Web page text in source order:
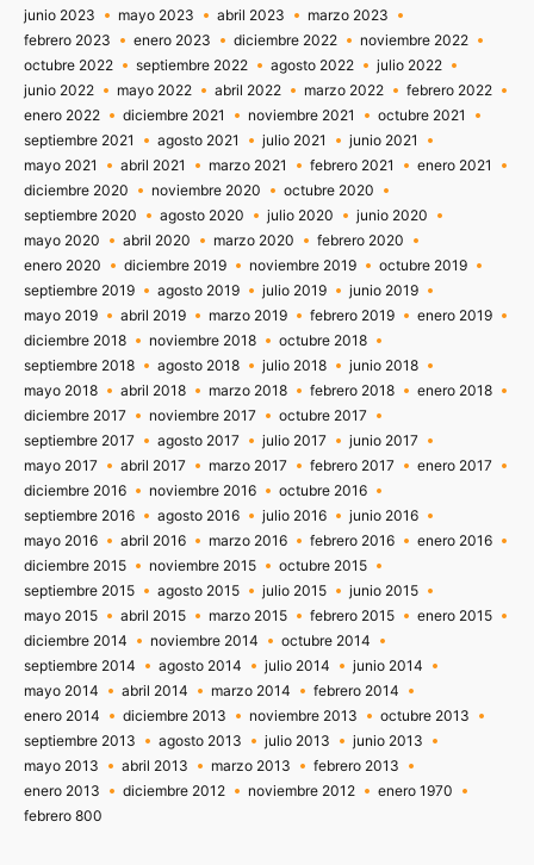
junio 2023
mayo 2023 abril 2023
marzo 2023
febrero 2023
enero 2023 diciembre 2022
noviembre 2022
octubre 2022
septiembre 2022 agosto 2022
julio 2022
junio 2022
mayo 2022 abril 2022 marzo 2022
febrero 2022
enero 2022
diciembre 2021 noviembre 2021
octubre 2021
septiembre 2021
agosto 2021 julio 2021
junio 2021
mayo 2021
abril 2021 marzo 2021 febrero 2021
enero 2021
diciembre 2020
noviembre 2020
octubre 2020
septiembre 2020
agosto 2020 julio 2020
junio 2020
mayo 2020
abril 2020 marzo 2020
febrero 2020
enero 2020
diciembre 2019 noviembre 2019
octubre 2019
septiembre 2019
agosto 2019 julio 2019
junio 2019
mayo 2019
abril 2019 marzo 2019 febrero 2019
enero 2019
diciembre 2018
noviembre 2018
octubre 2018
septiembre 2018
agosto 2018 julio 2018
junio 2018
mayo 2018
abril 2018 marzo 2018 febrero 2018
enero 2018
diciembre 2017
noviembre 2017
octubre 2017
septiembre 2017
agosto 2017 julio 2017
junio 2017
mayo 2017
abril 2017 marzo 2017 febrero 2017
enero 2017
diciembre 2016
noviembre 2016
octubre 2016
septiembre 2016
agosto 2016 julio 2016
junio 2016
mayo 2016
abril 2016 marzo 2016 febrero 2016
enero 2016
diciembre 2015
noviembre 2015
octubre 2015
septiembre 2015
agosto 2015 julio 2015
junio 2015
mayo 2015
abril 2015 marzo 2015 febrero 2015
enero 2015
diciembre 2014
noviembre 2014
octubre 2014
septiembre 2014
agosto 2014 julio 2014
junio 2014
mayo 2014
abril 2014 marzo 2014
febrero 2014
enero 2014
diciembre 2013 noviembre 2013
octubre 2013
septiembre 2013
agosto 2013 julio 2013
junio 2013
mayo 2013
abril 2013 marzo 2013
febrero 2013
enero 2013
diciembre 2012 noviembre 2012
enero 1970
febrero 800